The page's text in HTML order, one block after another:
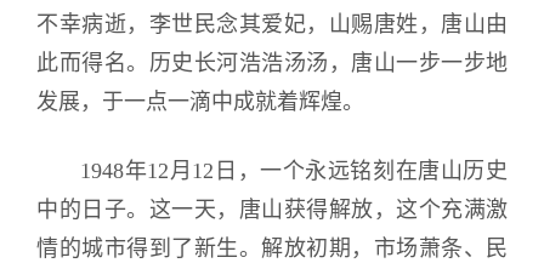
不幸病逝，李世民念其爱妃，山赐唐姓，唐山由
此而得名。历史长河浩浩汤汤，唐山一步一步地
发展，于一点一滴中成就着辉煌。
1948年12月12日，一个永远铭刻在唐山历史
中的日子。这一天，唐山获得解放，这个充满激
情的城市得到了新生。解放初期，市场萧条、民